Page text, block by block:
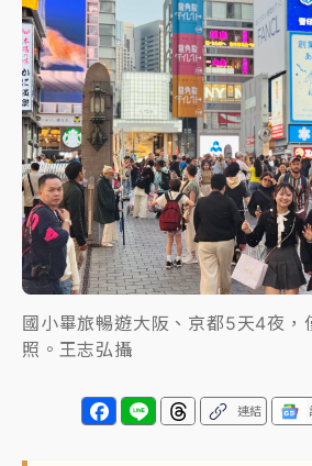
中信慈善基金會想增加董事人數！
駁 理由曝光
故宮《龍藏經》特展第2檔！今線
周六起展出延長至晚上7時
台東農業處長涉圖利渡假村！東檢
押庭
父親節泡湯了！中颱白海豚雨彈轟
雨熱區曝
國小畢旅暢遊大阪、京都5天4夜，
照。王志弘攝
連結